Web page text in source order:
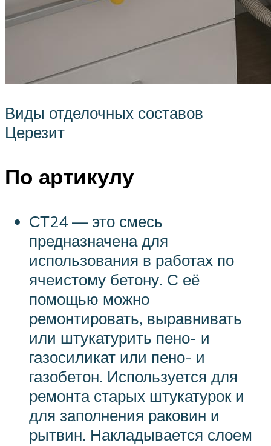
Виды отделочных составов
Церезит
По артикулу
СТ24 — это смесь
предназначена для
использования в работах по
ячеистому бетону. С её
помощью можно
ремонтировать, выравнивать
или штукатурить пено- и
газосиликат или пено- и
газобетон. Используется для
ремонта старых штукатурок и
для заполнения раковин и
рытвин. Накладывается слоем